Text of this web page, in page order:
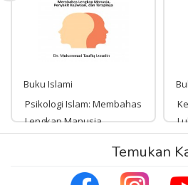
Buku Islami
Psikologi Islam: Membahas
Lengkap Manusia,
Penyakit Kejiwaan, dan
Rp 220,000 220,000
Temukan